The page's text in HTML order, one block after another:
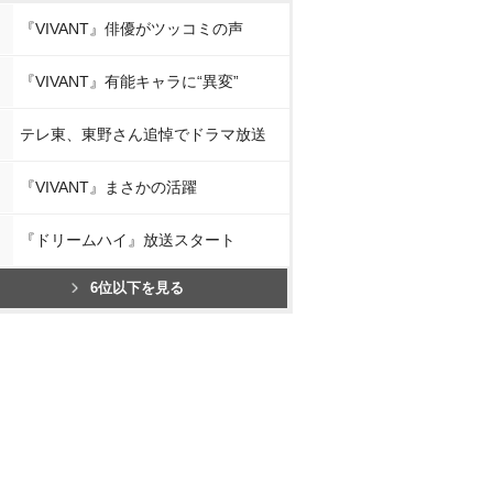
『VIVANT』俳優がツッコミの声
『VIVANT』有能キャラに“異変”
テレ東、東野さん追悼でドラマ放送
『VIVANT』まさかの活躍
『ドリームハイ』放送スタート
6位以下を見る